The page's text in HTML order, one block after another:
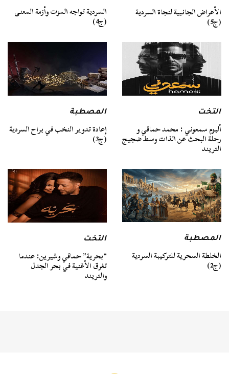
الأعراض الجانبية لنجاة السردية
(ج5)
السردية تواجه الموت وأزمة المعنى
(ج4)
التخت
ألبوم سمعوني : محمد حماقي و
رحلة البحث عن الذات وسط ضجيج
التريند
المصطبة
إعادة تدوير النخب في براح السردية
(ج3)
المصطبة
الخلطة السحرية للتركيبة السردية
(ج2)
التخت
“بحرية” حماقي وشيرين: عندما
تغرق الأغنية في بحر الجدل
والتريند